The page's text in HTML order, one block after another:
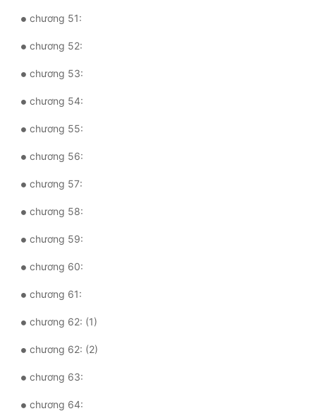
chương 51:
chương 52:
chương 53:
chương 54:
chương 55:
chương 56:
chương 57:
chương 58:
chương 59:
chương 60:
chương 61:
chương 62: (1)
chương 62: (2)
chương 63:
chương 64: